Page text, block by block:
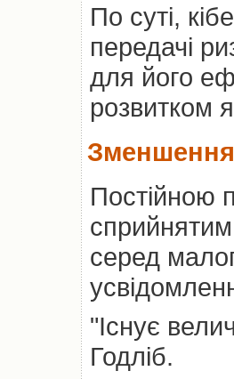
По суті,
передачі
для його
розвитком
Постійною
серед
"Існує
Годліб.